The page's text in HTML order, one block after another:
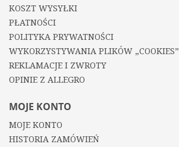
KOSZT WYSYŁKI
PŁATNOŚCI
POLITYKA PRYWATNOŚCI
WYKORZYSTYWANIA PLIKÓW „COOKIES”
REKLAMACJE I ZWROTY
OPINIE Z ALLEGRO
MOJE KONTO
MOJE KONTO
HISTORIA ZAMÓWIEŃ